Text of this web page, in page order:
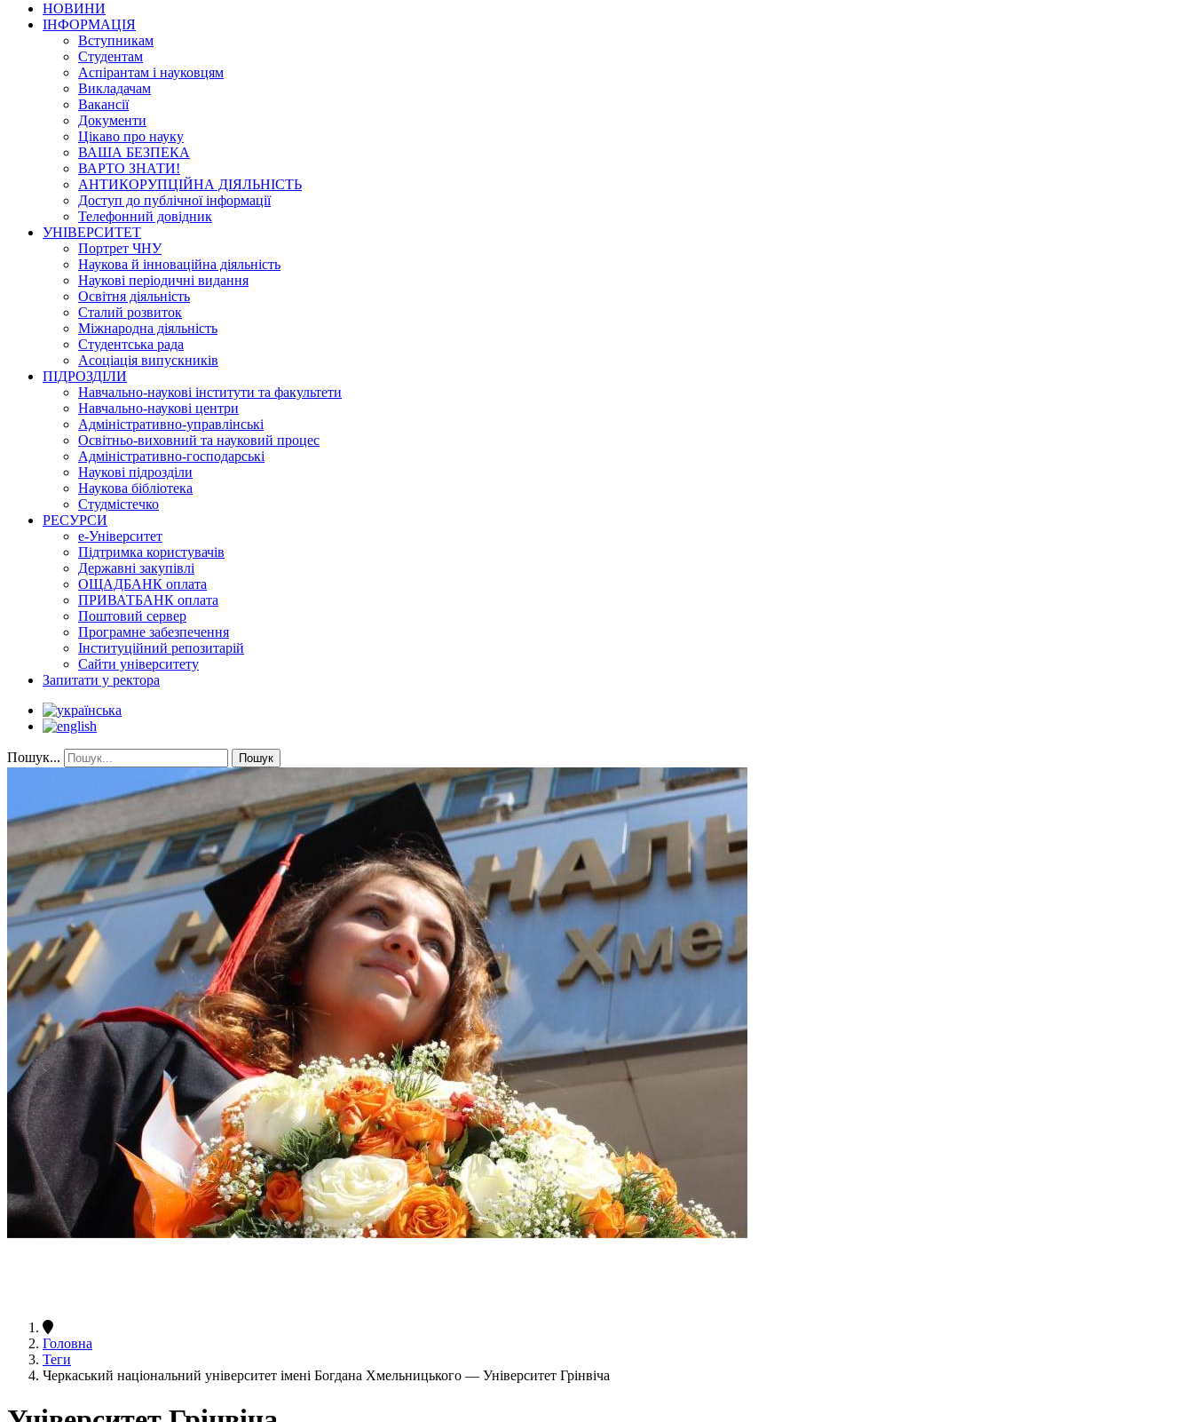
НОВИНИ
ІНФОРМАЦІЯ
Вступникам
Студентам
Аспірантам і науковцям
Викладачам
Вакансії
Документи
Цікаво про науку
ВАША БЕЗПЕКА
ВАРТО ЗНАТИ!
АНТИКОРУПЦІЙНА ДІЯЛЬНІСТЬ
Доступ до публічної інформації
Телефонний довідник
УНІВЕРСИТЕТ
Портрет ЧНУ
Наукова й інноваційна діяльність
Наукові періодичні видання
Освітня діяльність
Сталий розвиток
Міжнародна діяльність
Студентська рада
Асоціація випускників
ПІДРОЗДІЛИ
Навчально-наукові інститути та факультети
Навчально-наукові центри
Адміністративно-управлінські
Освітньо-виховний та науковий процес
Адміністративно-господарські
Наукові підрозділи
Наукова бібліотека
Студмістечко
РЕСУРСИ
е-Університет
Підтримка користувачів
Державні закупівлі
ОЩАДБАНК оплата
ПРИВАТБАНК оплата
Поштовий сервер
Програмне забезпечення
Інституційний репозитарій
Сайти університету
Запитати у ректора
Пошук... Пошук
Головна
Теги
Черкаський національний університет імені Богдана Хмельницького — Університет Грінвіча